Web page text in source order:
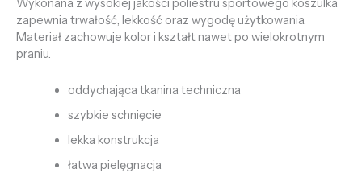
Wykonana z wysokiej jakości poliestru sportowego koszulka
zapewnia trwałość, lekkość oraz wygodę użytkowania.
Materiał zachowuje kolor i kształt nawet po wielokrotnym
praniu.
oddychająca tkanina techniczna
szybkie schnięcie
lekka konstrukcja
łatwa pielęgnacja